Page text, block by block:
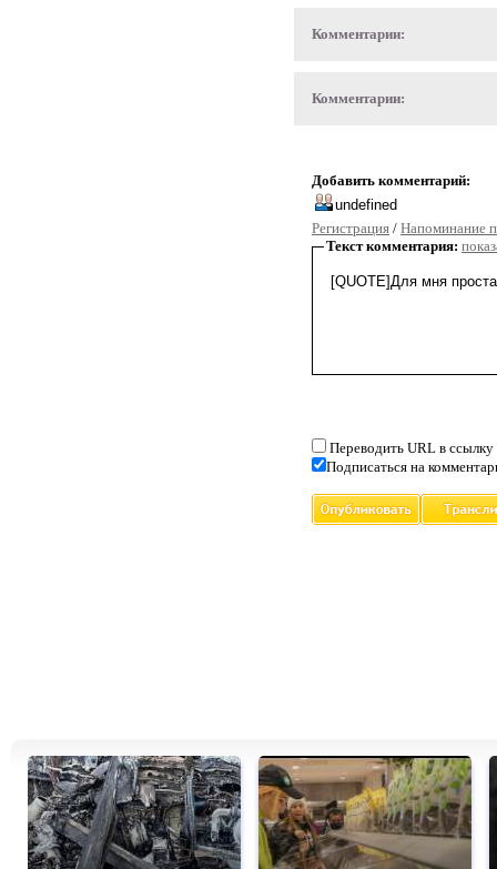
Комментарии:
Комментарии:
Добавить комментарий:
Регистрация / Напоминание
Текст комментария:
Переводить URL в ссылку
Подписаться на